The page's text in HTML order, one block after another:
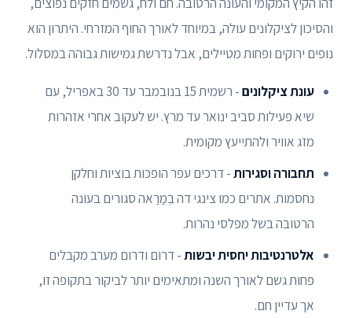
והסיכון לציקלונים עולה, במיוחד לאורך החוף המזרחי. היתרון הוא
נופים ירוקים ופחות מטיילים, אבל נדרשת גמישות גבוהה במסלול.
עונת ציקלונים
- רשמית 15 בנובמבר עד 30 באפריל, עם
שיא פעילות סביב ינואר עד מרץ. יש לעקוב אחרי אזהרות
מזג אוויר ולהתייעץ מקומית.
תחבורה וסגירות- דרכים עפר הופכות בוציות וחלקן
נחסמות. אתרים כמו צינגי דה בֵמַרַאה סגורים בעונה
הרטובה בשל מפלסי נהרות.
אלטרנטיבות יחסית יבשות- דרום ודרום מערב מקבלים
פחות גשם לאורך השנה ומתאימים יותר לביקור בתקופה זו,
אך עדיין חם.